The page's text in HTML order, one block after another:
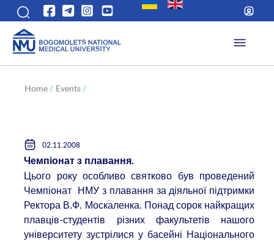
Home / Events /
02.11.2008
Чемпіонат з плавання.
Цього року особливо святково був проведений
Чемпіонат НМУ з плавання за діяльної підтримки
Ректора В.Ф. Москаленка. Понад сорок найкращих
плавців-студентів різних факультетів нашого
університету зустрілися у басейні Національного